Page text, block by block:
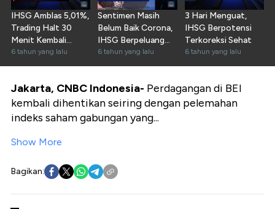
IHSG Amblas 5,01%,
Trading Halt 30
Menit Kembali
Berlaku
6 tahun yang lalu
Sentimen Masih
Belum Baik Corona,
IHSG Berpeluang
Terkoreksi
6 tahun yang lalu
3 Hari Menguat,
IHSG Berpotensi
Terkoreksi Sehat
6 tahun yang lalu
Jakarta, CNBC Indonesia- Perdagangan di BEI
kembali dihentikan seiring dengan pelemahan
indeks saham gabungan yang...
Show More
Bagikan: